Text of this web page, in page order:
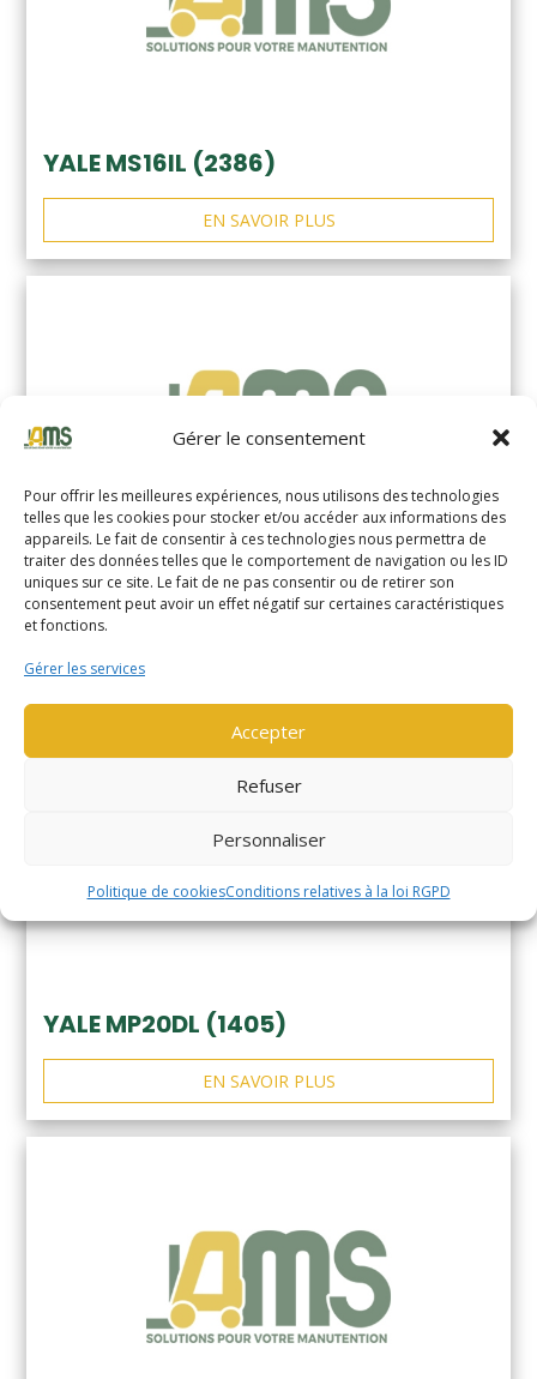
Gérer le consentement
Pour offrir les meilleures expériences, nous utilisons des technologies
telles que les cookies pour stocker et/ou accéder aux informations des
appareils. Le fait de consentir à ces technologies nous permettra de
traiter des données telles que le comportement de navigation ou les ID
uniques sur ce site. Le fait de ne pas consentir ou de retirer son
consentement peut avoir un effet négatif sur certaines caractéristiques
et fonctions.
Gérer les services
Accepter
Refuser
Personnaliser
Politique de cookiesConditions relatives à la loi RGPD
YALE MS16IL (2386)
EN SAVOIR PLUS
YALE MS14XIL (2510)
YALE MP20DL (1405)
EN SAVOIR PLUS